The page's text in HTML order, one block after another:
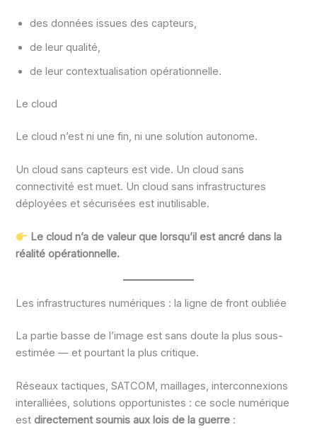
des données issues des capteurs,
de leur qualité,
de leur contextualisation opérationnelle.
Le cloud
Le cloud n’est ni une fin, ni une solution autonome.
Un cloud sans capteurs est vide. Un cloud sans
connectivité est muet. Un cloud sans infrastructures
déployées et sécurisées est inutilisable.
Le cloud n’a de valeur que lorsqu’il est ancré dans la
réalité opérationnelle.
Les infrastructures numériques : la ligne de front oubliée
La partie basse de l’image est sans doute la plus sous-
estimée — et pourtant la plus critique.
Réseaux tactiques, SATCOM, maillages, interconnexions
interalliées, solutions opportunistes : ce socle numérique
estdirectement soumis aux lois de la guerre :